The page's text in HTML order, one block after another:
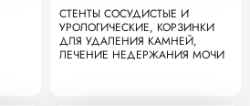
СТЕНТЫ СОСУДИСТЫЕ И
УРОЛОГИЧЕСКИЕ, КОРЗИНКИ
ДЛЯ УДАЛЕНИЯ КАМНЕЙ,
ЛЕЧЕНИЕ НЕДЕРЖАНИЯ МОЧИ